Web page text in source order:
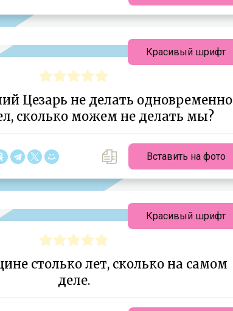
Цезарь не делать одновременно
сколько можем не делать мы?
Вставить на фото
Красивый шрифт
столько лет, сколько на самом
деле.
Красивый шрифт